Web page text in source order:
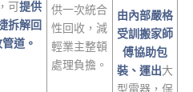
可提供
拆解回
管道。
供一次統合
性回收，減
輕業主整頓
處理負擔。
由內部嚴格
受訓搬家師
傅協助包
裝、運出大
型電器，保